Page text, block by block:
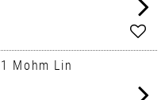
Add
Mohm Lin